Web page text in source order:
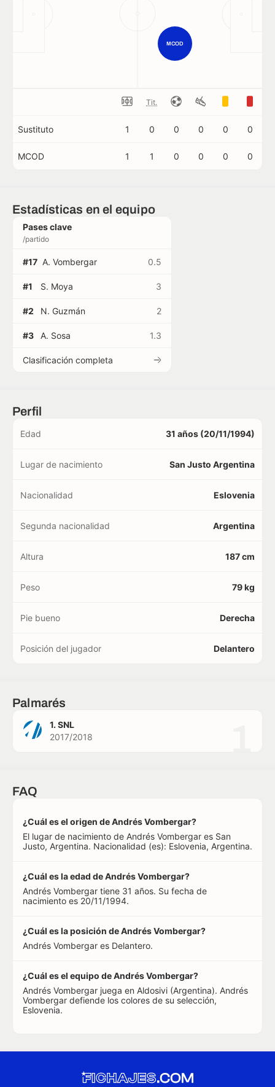
MCOD
Tit.
Sustituto 1 0 0 0 0 0
MCOD 1 1 0 0 0 0
Estadísticas en el equipo
Pases clave
/partido
#17 A. Vombergar 0.5
#1 S. Moya 3
#2 N. Guzmán 2
#3 A. Sosa 1.3
Clasificación completa
Perfil
Edad 31 años (20/11/1994)
Lugar de nacimiento San Justo Argentina
Nacionalidad Eslovenia
Segunda nacionalidad Argentina
Altura 187 cm
Peso 79 kg
Pie bueno Derecha
Posición del jugador Delantero
Palmarés
1. SNL
2017/2018
FAQ
¿Cuál es el origen de Andrés Vombergar?
El lugar de nacimiento de Andrés Vombergar es San
Justo, Argentina. Nacionalidad (es): Eslovenia, Argentina.
¿Cuál es la edad de Andrés Vombergar?
Andrés Vombergar tiene 31 años. Su fecha de
nacimiento es 20/11/1994.
¿Cuál es la posición de Andrés Vombergar?
Andrés Vombergar es Delantero.
¿Cuál es el equipo de Andrés Vombergar?
Andrés Vombergar juega en Aldosivi (Argentina). Andrés
Vombergar defiende los colores de su selección,
Eslovenia.